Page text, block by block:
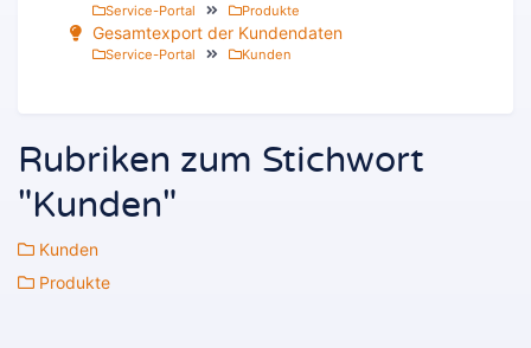
Service-Portal Produkte
Gesamtexport der Kundendaten
Service-Portal Kunden
Rubriken zum Stichwort
"Kunden"
Kunden
Produkte